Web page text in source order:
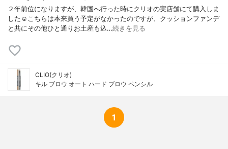
２年前位になりますが、韓国へ行った時にクリオの実店舗にて購入しま
した☺️こちらは本来買う予定がなかったのですが、クッションファンデ
と共にその他ひと通りお土産も込…続きを見る
CLIO(クリオ)
キル ブロウ オート ハード ブロウ ペンシル
1